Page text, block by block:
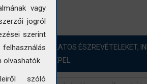
autó út
KAPCSOLATOS ÉSZREVÉTELEKET,
ADAT” SZEREPEL.
vagy
jogról
szerint
olvashatók.
szóló